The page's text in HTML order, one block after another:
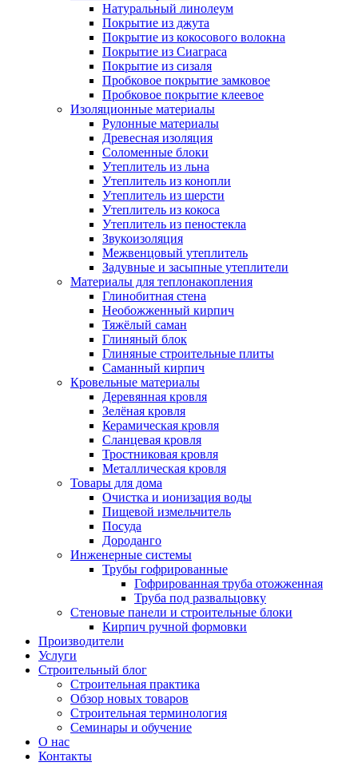
Натуральный линолеум
Покрытие из джута
Покрытие из кокосового волокна
Покрытие из Сиаграса
Покрытие из сизаля
Пробковое покрытие замковое
Пробковое покрытие клеевое
Изоляционные материалы
Рулонные материалы
Древесная изоляция
Соломенные блоки
Утеплитель из льна
Утеплитель из конопли
Утеплитель из шерсти
Утеплитель из кокоса
Утеплитель из пеностекла
Звукоизоляция
Межвенцовый утеплитель
Задувные и засыпные утеплители
Материалы для теплонакопления
Глинобитная стена
Необожженный кирпич
Тяжёлый саман
Глиняный блок
Глиняные строительные плиты
Саманный кирпич
Кровельные материалы
Деревянная кровля
Зелёная кровля
Керамическая кровля
Сланцевая кровля
Тростниковая кровля
Металлическая кровля
Товары для дома
Очистка и ионизация воды
Пищевой измельчитель
Посуда
Дороданго
Инженерные системы
Трубы гофрированные
Гофрированная труба отожженная
Труба под развальцовку
Стеновые панели и строительные блоки
Кирпич ручной формовки
Производители
Услуги
Строительный блог
Строительная практика
Обзор новых товаров
Строительная терминология
Семинары и обучение
О нас
Контакты